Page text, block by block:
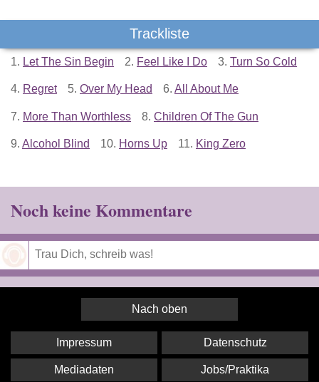
Trackliste
1. Let The Sin Begin 2. Feel Like I Do 3. Turn So Cold
4. Regret 5. Over My Head 6. All About Me
7. More Than Worthless 8. Children Of The Gun
9. Alcohol Blind 10. Horns Up 11. King Zero
Noch keine Kommentare
Nach oben
Impressum Datenschutz
Mediadaten Jobs/Praktika